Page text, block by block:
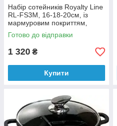
Набір сотейників Royalty Line
RL-FS3M, 16-18-20см, із
мармуровим покриттям,
Black
Готово до відправки
1 320 ₴
Купити